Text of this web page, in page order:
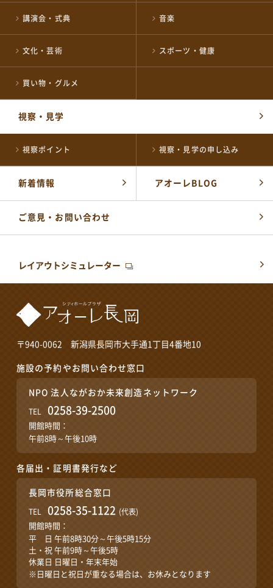
〒940-0062 新潟県長岡市大手通1丁目4番地10
施設の予約やお問い合わせ窓口
NPO 法人ながおか未来創造ネットワーク
TEL 0258-39-2500
開館時間：
午前8時～午後10時
各届出・証明書発行など
長岡市役所総合窓口
TEL 0258-35-1122 (代表)
開館時間：
平 日 午前8時30分～午後5時15分
土・祝 午前9時～午後5時
休業日 日曜日・年末年始
※日曜日と祝日が重なる場合は、お休みとなります
講演会・式典 音楽
文化・芸術 スポーツ・健康
買い物・グルメ
視察・見学
視察ポイント 視察・見学の申し込み
新着情報 アオーレBLOG
ご意見・お問い合わせ
レイアウトシミュレーター